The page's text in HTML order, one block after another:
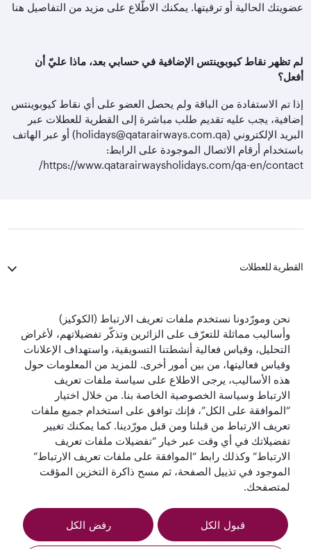
عضويتك الحالية أو ترقيتها. يمكنك الاطّلاع على مزيد من التفاصيل هنا
لم تظهر نقاط كيوبوينتس الإضافية في حسابي بعد، ماذا عليّ أن
أفعل؟
إذا تم الاستفادة من الباقة ولم يحصل العضو على أي نقاط كيوبوينتس
إضافية، يجب عليه تقديم طلب مباشرة إلى القطرية للعطلات عبر
البريد الإلكتروني (holidays@qatarairways.com.qa) أو عبر الهاتف
باستخدام أرقام الاتصال الموجودة على الرابط:
https://www.qatarairwaysholidays.com/qa-en/contact
/
القطرية للعطلات
لنبقَ على تواصل
أفضل شركة طيران
في العالم
أفضل درجة رجال
أعمال في العالم
أفضل صالة لدرجة
رجال الأعمال في
العالم
أفضل شركة طيران
في الشرق الأوسط
والأحكام
سياسة ملفات تعريف
الارتباط
إشعار
الخصوصية
نحن ومورّدونا نستخدم ملفات تعريف الارتباط (الكوكيز)
وأساليب مماثلة للتعرّف على الزائرين وتذكّر تفضيلاتهم، لأغراض
التحليل، وقياس فعالية أنشطتنا التسويقية، واستهداف الإعلانات
وقياس فعاليتها، من بين أمور أخرى. للمزيد من المعلومات حول
هذه الأساليب، يرجى الاطلاع على سياسة ملفات تعريف
الارتباط وسياسة الخصوصية الخاصة بنا. من خلال اختيار
“الموافقة على الكل”، فإنك توافق على استخدام جميع ملفات
تعريف الارتباط من قبلنا ومن قبل مورّدينا. كما يمكنك تغيير
تفضيلاتك في أي وقت عبر خيار “تفضيلات ملفات تعريف
الارتباط” وكذلك رابط “الموافقة على ملفات تعريف الارتباط”
الموجود في تذييل الصفحة، ثم مسح ذاكرة التخزين المؤقت
لمتصفحك.
قبول الكل رفض الكل